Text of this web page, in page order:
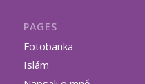
PAGES
Fotobanka
Islám